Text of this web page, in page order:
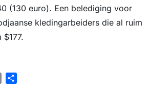
(130 euro). Een belediging voor
kledingarbeiders die al ruim